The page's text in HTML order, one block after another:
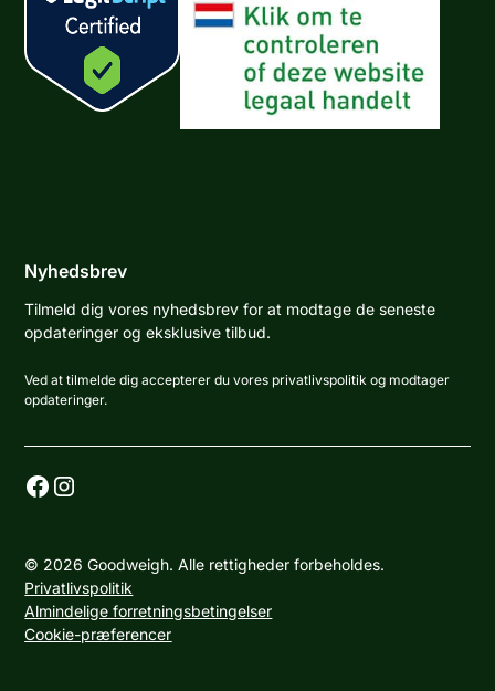
Nyhedsbrev
Tilmeld dig vores nyhedsbrev for at modtage de seneste
opdateringer og eksklusive tilbud.
Ved at tilmelde dig accepterer du vores privatlivspolitik og modtager
opdateringer.
© 2026 Goodweigh. Alle rettigheder forbeholdes.
Privatlivspolitik
Almindelige forretningsbetingelser
Cookie-præferencer